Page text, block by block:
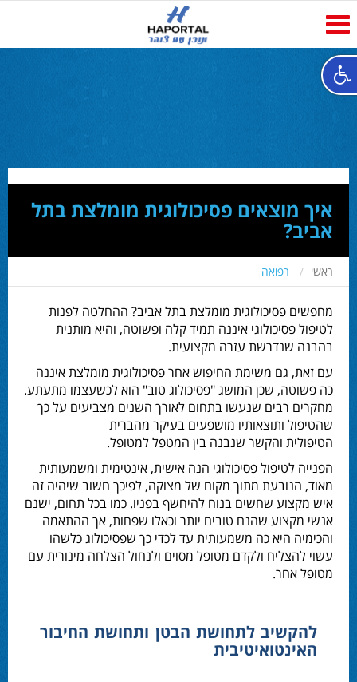
Toggle
navigation
איך מוצאים פסיכולוגית מומלצת בתל
אביב?
ראשי רפואה
מחפשים פסיכולוגית מומלצת בתל אביב? ההחלטה לפנות
לטיפול פסיכולוגי איננה תמיד קלה ופשוטה, והיא מותנית
בהבנה שנדרשת עזרה מקצועית.
עם זאת, גם משימת החיפוש אחר פסיכולוגית מומלצת איננה
כה פשוטה, שכן המושג "פסיכולוג טוב" הוא לכשעצמו מתעתע.
מחקרים רבים שנעשו בתחום לאורך השנים מצביעים על כך
שהטיפול ותוצאותיו מושפעים בעיקר מהברית
הטיפולית והקשר שנבנה בין המטפל למטופל.
הפנייה לטיפול פסיכולוגי הנה אישית, אינטימית ומשמעותית
מאוד, הנובעת מתוך מקום של מצוקה, לפיכך חשוב שיהיה זה
איש מקצוע שחשים בנוח להיחשף בפניו. כמו בכל תחום, ישנם
אנשי מקצוע שהנם טובים יותר וכאלו שפחות, אך ההתאמה
והכימיה היא כה משמעותית עד לכדי כך שפסיכולוג כלשהו
עשוי להצליח ולקדם מטופל מסוים ולנחול הצלחה מינורית עם
מטופל אחר.
להקשיב לתחושת הבטן ותחושת החיבור
האינטואיטיבית